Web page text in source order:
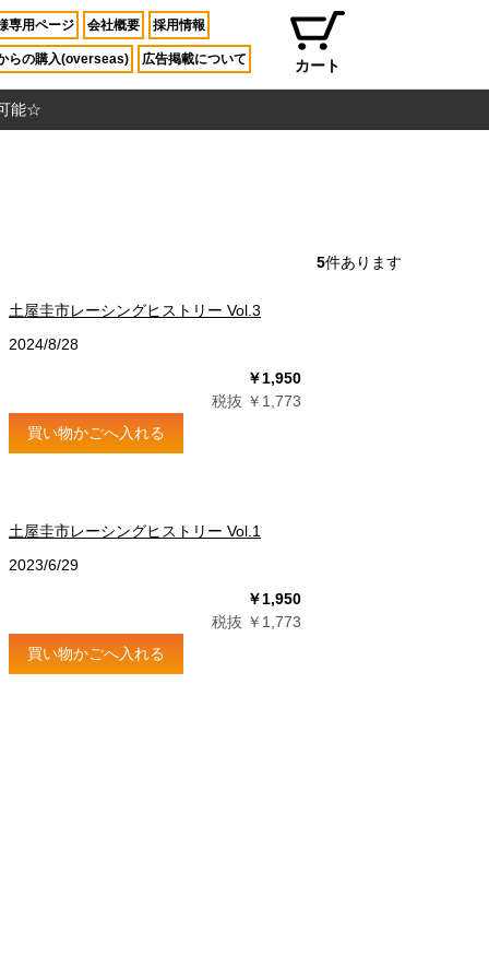
専用ページ 会社概要 採用情報
らの購入(overseas) 広告掲載について カート
能☆
5件あります
土屋圭市レーシングヒストリー Vol.3
2024/8/28
￥1,950
税抜 ￥1,773
買い物かごへ入れる
土屋圭市レーシングヒストリー Vol.1
2023/6/29
￥1,950
税抜 ￥1,773
買い物かごへ入れる